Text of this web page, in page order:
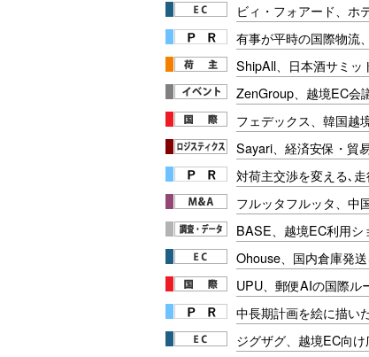
ビィ・フォアード、ホ
有事が平時の国際物流
ShipAll、日本酒サミッ
ZenGroup、越境EC会
フェデックス、韓国越
Sayari、経済安保・貿
対荷主交渉を変える､
フルッタフルッタ、中
BASE、越境EC利用シ
Ohouse、国内倉庫発
UPU、郵便AIの国際ル
中長期計画を絵に描い
ジグザグ、越境EC向